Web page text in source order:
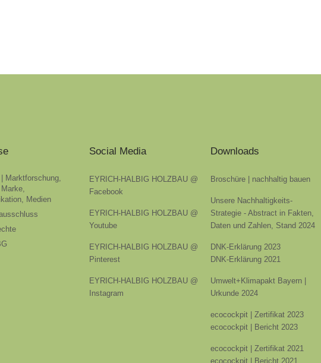
Marktforschung,
Medien
Social Media
EYRICH-HALBIG HOLZBAU @
Facebook
EYRICH-HALBIG HOLZBAU @
Youtube
EYRICH-HALBIG HOLZBAU @
Pinterest
EYRICH-HALBIG HOLZBAU @
Instagram
Downloads
Broschüre | nachhaltig bauen
Unsere Nachhaltigkeits-
Strategie - Abstract in Fakten,
Daten und Zahlen, Stand 2024
DNK-Erklärung 2023
DNK-Erklärung 2021
Umwelt+Klimapakt Bayern |
Urkunde 2024
ecocockpit | Zertifikat 2023
ecocockpit | Bericht 2023
ecocockpit | Zertifikat 2021
ecocockpit | Bericht 2021